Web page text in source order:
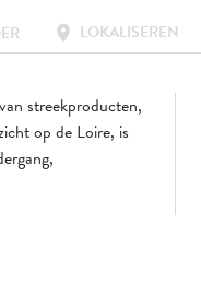
location_on LOKALISEREN
streekproducten,
op de Loire, is